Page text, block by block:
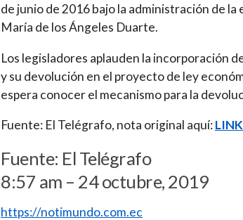
de junio de 2016 bajo la administración de la
María de los Ángeles Duarte.
Los legisladores aplauden la incorporación
y su devolución en el proyecto de ley
espera conocer el mecanismo para la
Fuente: El Telégrafo, nota original aquí:LINK
Fuente: El Telégrafo
8:57 am – 24 octubre, 2019
https://notimundo.com.ec